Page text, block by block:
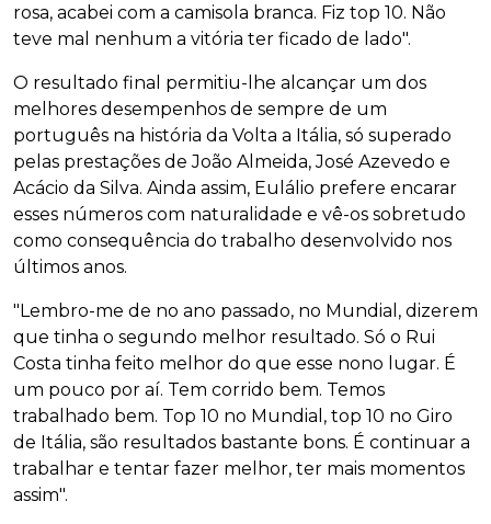
rosa, acabei com a camisola branca. Fiz top 10. Não
teve mal nenhum a vitória ter ficado de lado".
O resultado final permitiu-lhe alcançar um dos
melhores desempenhos de sempre de um
português na história da Volta a Itália, só superado
pelas prestações de João Almeida, José Azevedo e
Acácio da Silva. Ainda assim, Eulálio prefere encarar
esses números com naturalidade e vê-os sobretudo
como consequência do trabalho desenvolvido nos
últimos anos.
"Lembro-me de no ano passado, no Mundial, dizerem
que tinha o segundo melhor resultado. Só o Rui
Costa tinha feito melhor do que esse nono lugar. É
um pouco por aí. Tem corrido bem. Temos
trabalhado bem. Top 10 no Mundial, top 10 no Giro
de Itália, são resultados bastante bons. É continuar a
trabalhar e tentar fazer melhor, ter mais momentos
assim".